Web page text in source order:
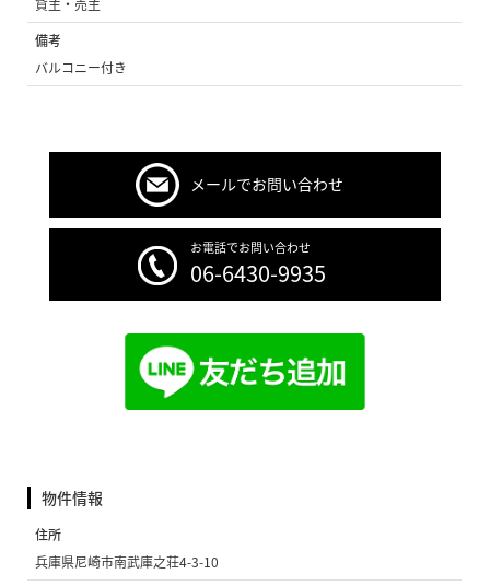
貸主・売主
備考
バルコニー付き
メールでお問い合わせ
お電話でお問い合わせ
06-6430-9935
物件情報
住所
兵庫県尼崎市南武庫之荘4-3-10